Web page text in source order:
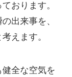
おります。
出来事を、
えます。
全な空気を